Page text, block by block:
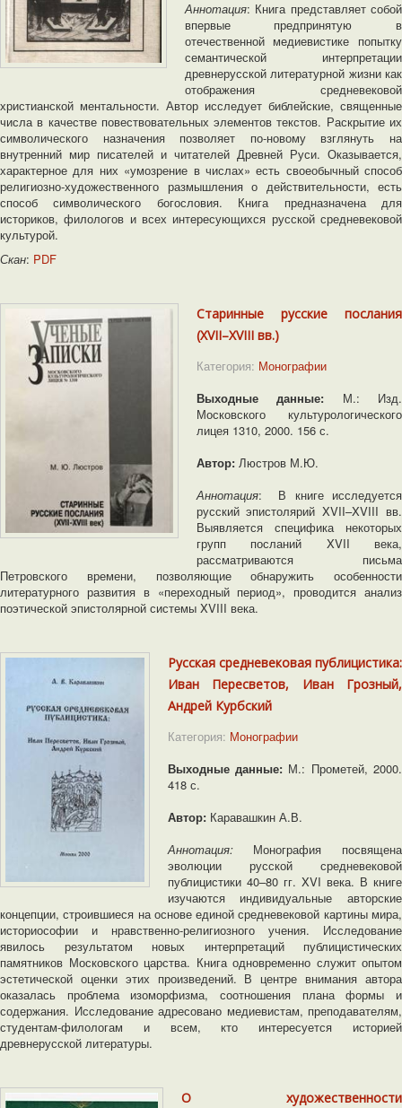
Аннотация: Книга представляет собой
впервые предпринятую в
отечественной медиевистике попытку
семантической интерпретации
древнерусской литературной жизни как
отображения средневековой
христианской ментальности. Автор исследует библейские, священные
числа в качестве повествовательных элементов текстов. Раскрытие их
символического назначения позволяет по-новому взглянуть на
внутренний мир писателей и читателей Древней Руси. Оказывается,
характерное для них «умозрение в числах» есть своеобычный способ
религиозно-художественного размышления о действительности, есть
способ символического богословия. Книга предназначена для
историков, филологов и всех интересующихся русской средневековой
культурой.
Скан: PDF
Старинные русские послания
(XVII–XVIII вв.)
Категория: Монографии
Выходные данные: М.: Изд.
Московского культурологического
лицея 1310, 2000. 156 с.
Автор: Люстров М.Ю.
Аннотация: В книге исследуется
русский эпистолярий XVII–XVIII вв.
Выявляется специфика некоторых
групп посланий XVII века,
рассматриваются письма
Петровского времени, позволяющие обнаружить особенности
литературного развития в «переходный период», проводится анализ
поэтической эпистолярной системы XVIII века.
Русская средневековая публицистика:
Иван Пересветов, Иван Грозный,
Андрей Курбский
Категория: Монографии
Выходные данные: М.: Прометей, 2000.
418 с.
Автор: Каравашкин А.В.
Аннотация:Монография посвящена
эволюции русской средневековой
публицистики 40–80 гг. XVI века. В книге
изучаются индивидуальные авторские
концепции, строившиеся на основе единой средневековой картины мира,
историософии и нравственно-религиозного учения. Исследование
явилось результатом новых интерпретаций публицистических
памятников Московского царства. Книга одновременно служит опытом
эстетической оценки этих произведений. В центре внимания автора
оказалась проблема изоморфизма, соотношения плана формы и
содержания. Исследование адресовано медиевистам, преподавателям,
студентам-филологам и всем, кто интересуется историей
древнерусской литературы.
О художественности